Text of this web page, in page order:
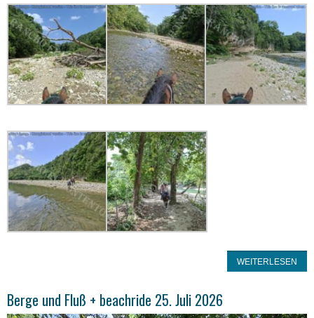
WEITERLESEN
Berge und Fluß + beachride 25. Juli 2026